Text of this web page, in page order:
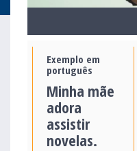
Exemplo em
português
Minha mãe
adora
assistir
novelas.